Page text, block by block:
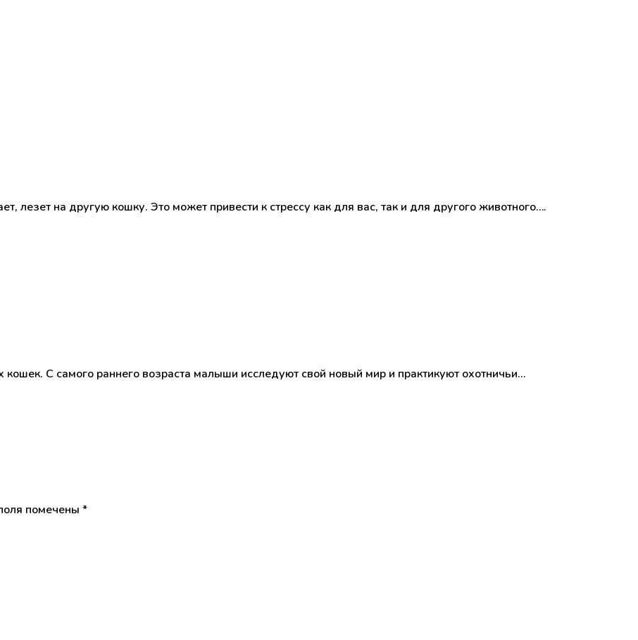
лезет на другую кошку. Это может привести к стрессу как для вас, так и для другого животного….
С самого раннего возраста малыши исследуют свой новый мир и практикуют охотничьи…
помечены *